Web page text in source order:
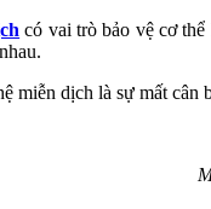
có vai trò bảo vệ cơ
miễn dịch là sự mất